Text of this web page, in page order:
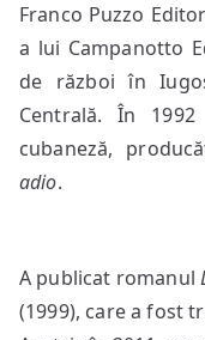
Franco Puzzo
a lui Campanotto
de război în
Centrală. În
cubaneză,
adio.
A publicat romanul
(1999), care a fost